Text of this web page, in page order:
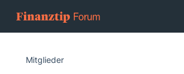
Mitglieder